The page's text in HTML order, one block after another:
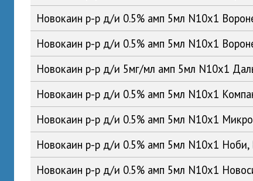
Новокаин р-р д/и 0.5% амп 5мл N10x1
Новокаин р-р д/и 0.5% амп 5мл N10x1
Новокаин р-р д/и 5мг/мл амп 5мл N10x1
Новокаин р-р д/и 0.5% амп 5мл N10x1
Новокаин р-р д/и 0.5% амп 5мл N10x1
Новокаин р-р д/и 0.5% амп 5мл N10x1
Новокаин р-р д/и 0.5% амп 5мл N10x1